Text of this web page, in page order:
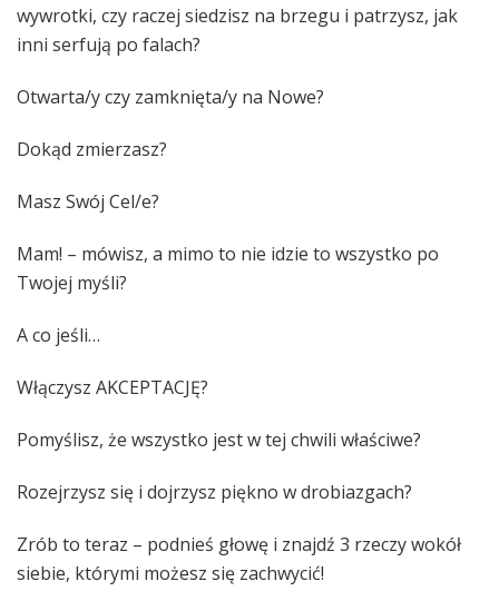
wywrotki, czy raczej siedzisz na brzegu i patrzysz, jak
inni serfują po falach?
Otwarta/y czy zamknięta/y na Nowe?
Dokąd zmierzasz?
Masz Swój Cel/e?
Mam! – mówisz, a mimo to nie idzie to wszystko po
Twojej myśli?
A co jeśli…
Włączysz AKCEPTACJĘ?
Pomyślisz, że wszystko jest w tej chwili właściwe?
Rozejrzysz się i dojrzysz piękno w drobiazgach?
Zrób to teraz – podnieś głowę i znajdź 3 rzeczy wokół
siebie, którymi możesz się zachwycić!